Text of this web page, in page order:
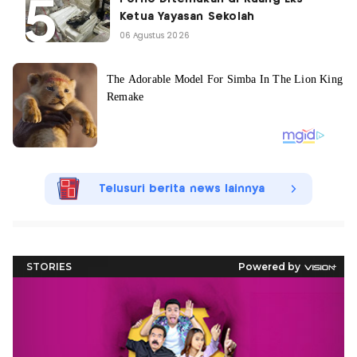
Ketua Yayasan Sekolah
06 Agustus 2026
Telusuri berita news lainnya